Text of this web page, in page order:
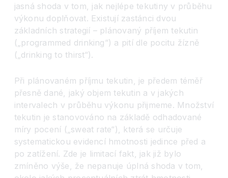
jasná shoda v tom, jak nejlépe tekutiny v průběhu
výkonu doplňovat. Existují zastánci dvou
základních strategií – plánovaný příjem tekutin
(„programmed drinking“) a pití dle pocitu žízně
(„drinking to thirst“).
Při plánovaném příjmu tekutin, je předem téměř
přesně dané, jaký objem tekutin a v jakých
intervalech v průběhu výkonu přijmeme. Množství
tekutin je stanovováno na základě odhadované
míry pocení („sweat rate“), která se určuje
systematickou evidencí hmotnosti jedince před a
po zatížení. Zde je limitací fakt, jak již bylo
zmíněno výše, že nepanuje úplná shoda v tom,